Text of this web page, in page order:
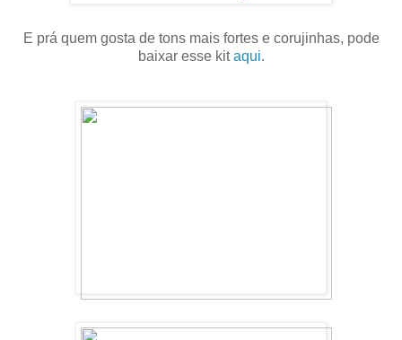
E prá quem gosta de tons mais fortes e corujinhas, pode
baixar esse kitaqui.